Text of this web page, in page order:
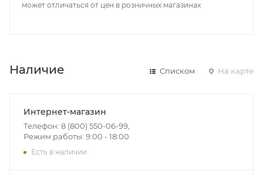
может отличаться от цен в розничных магазинах
Наличие Списком На карте
Интернет-магазин
Телефон: 8 (800) 550-06-99,
Режим работы: 9:00 - 18:00
Есть в наличии